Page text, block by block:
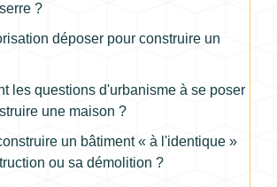
?
déposer pour construire un
les questions d'urbanisme à se poser
une maison ?
un bâtiment « à l'identique »
ou sa démolition ?